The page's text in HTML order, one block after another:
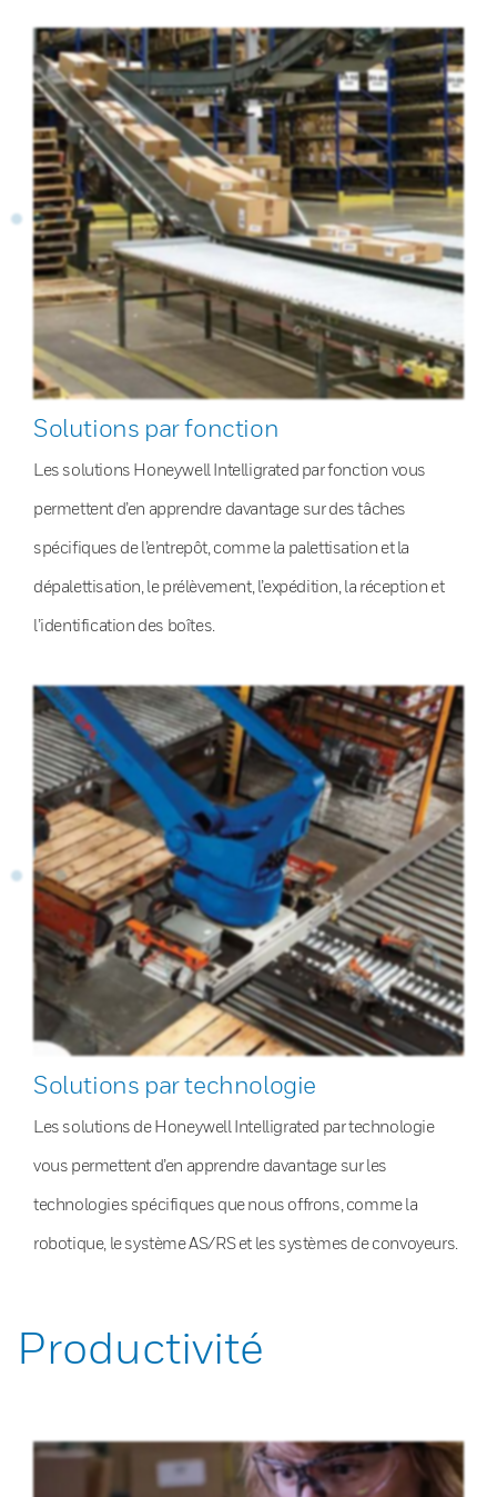
Solutions par fonction
Les solutions Honeywell Intelligrated par fonction vous
permettent d’en apprendre davantage sur des tâches
spécifiques de l’entrepôt, comme la palettisation et la
dépalettisation, le prélèvement, l’expédition, la réception et
l’identification des boîtes.
Solutions par technologie
Les solutions de Honeywell Intelligrated par technologie
vous permettent d’en apprendre davantage sur les
technologies spécifiques que nous offrons, comme la
robotique, le système AS/RS et les systèmes de convoyeurs.
Productivité